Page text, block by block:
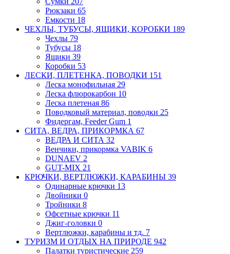
Рюкзаки 65
Емкости 18
ЧЕХЛЫ, ТУБУСЫ, ЯЩИКИ, КОРОБКИ 189
Чехлы 79
Тубусы 18
Ящики 39
Коробки 53
ЛЕСКИ, ПЛЕТЕНКА, ПОВОДКИ 151
Леска монофильная 29
Леска флюрокарбон 10
Леска плетеная 86
Поводковый материал, поводки 25
Фидергам, Feeder Gum 1
СИТА, ВЕДРА, ПРИКОРМКА 67
ВЕДРА И СИТА 32
Венчики, прикормка VABIK 6
DUNAEV 2
GUT-MIX 21
КРЮЧКИ, ВЕРТЛЮЖКИ, КАРАБИНЫ 39
Одинарные крючки 13
Двойники 0
Тройники 8
Офсетные крючки 11
Джиг-головки 0
Вертлюжки, карабины и тд. 7
ТУРИЗМ И ОТДЫХ НА ПРИРОДЕ 942
Палатки туристические 259